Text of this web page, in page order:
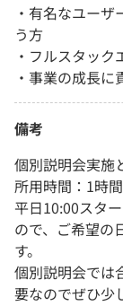
・有名なユー
う方
・フルスタッ
・事業の成長
備考
個別説明会実施
所用時間：1時間
平日10:00スタ
ので、ご希望の
す。
個別説明会では
要なのでぜひ少